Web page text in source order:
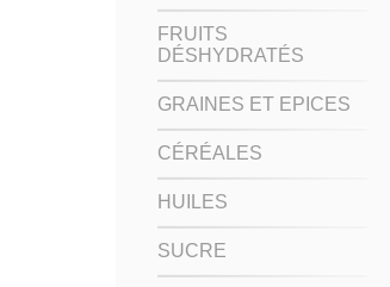
FRUITS
DÉSHYDRATÉS
GRAINES ET EPICES
CÉRÉALES
HUILES
SUCRE